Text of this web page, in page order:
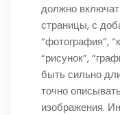
должно
страницы, с
“фотография”,
“рисунок”,
быть сильно
точно
изображения.